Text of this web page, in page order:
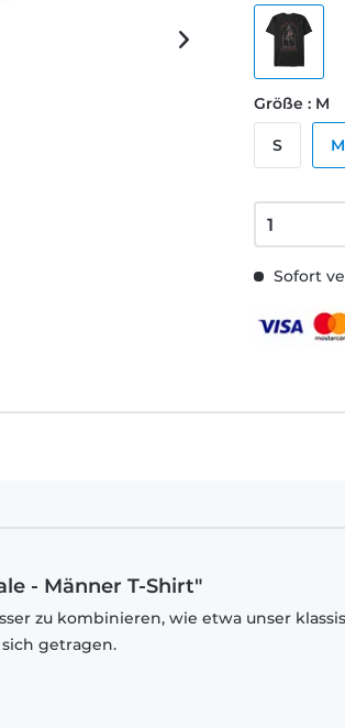
Sofort
Größe : M
S M
- Männer T-Shirt"
zu kombinieren, wie etwa unser
getragen.